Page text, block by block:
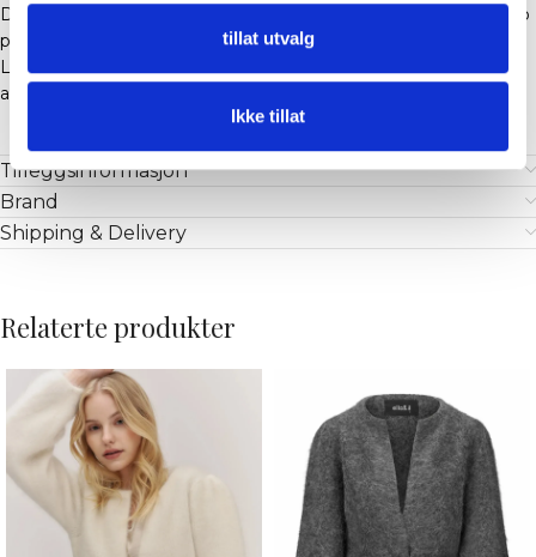
tillat utvalg
Ikke tillat
Den luftige, fluffy teksturen kombineres med diskret Hést-logo
på siden.
Lett, men varm – et allsidig lag-på-lag-plagg som tilfører
antrekket et moderne og uanstrengt uttrykk.
Tilleggsinformasjon
Brand
Shipping & Delivery
Relaterte produkter